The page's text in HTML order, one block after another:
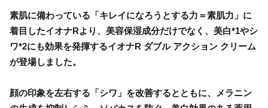
素肌に備わっている「キレイになろうとする力＝素肌力」に
着目したイオナRより、美容保湿成分だけでなく、美白*1やシ
ワ*2にも効果を発揮するイオナR ダブル アクション クリーム
が登場しました。
顔の印象を左右する「シワ」を改善するとともに、メラニン